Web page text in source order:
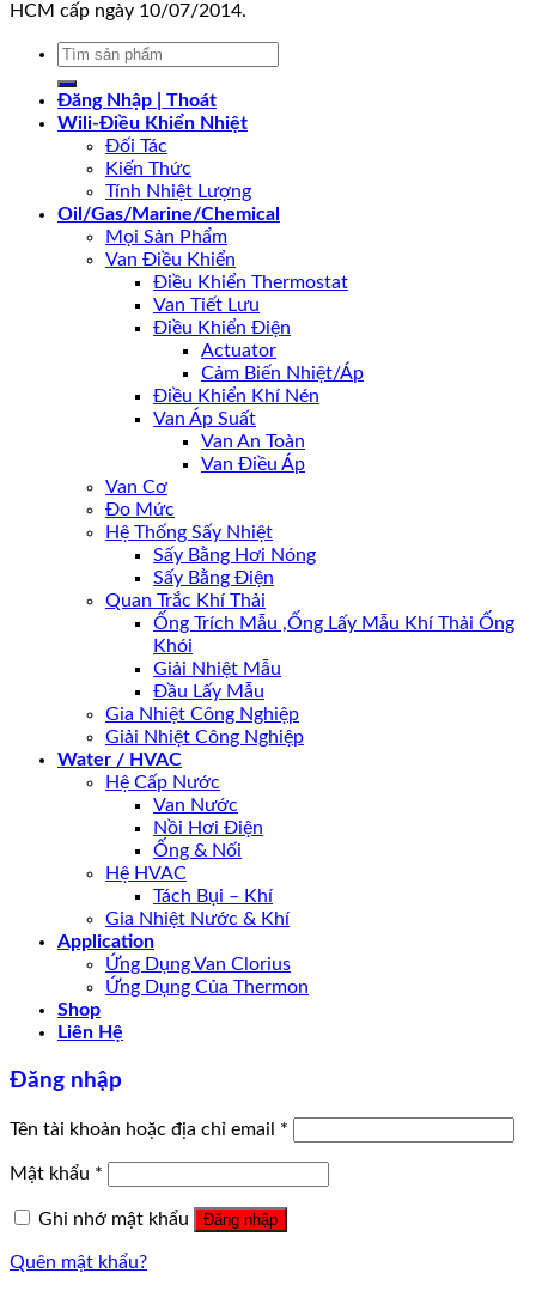
HCM cấp ngày 10/07/2014.
Tìm
Đăng Nhập | Thoát
Wili-Điều Khiển Nhiệt
Đối Tác
Kiến Thức
Tính Nhiệt Lượng
Oil/Gas/Marine/Chemical
Mọi Sản Phẩm
Van Điều Khiển
Điều Khiển Thermostat
Van Tiết Lưu
Điều Khiển Điện
Actuator
Cảm Biến Nhiệt/Áp
Điều Khiển Khí Nén
Van Áp Suất
Van An Toàn
Van Điều Áp
Van Cơ
Đo Mức
Hệ Thống Sấy Nhiệt
Sấy Bằng Hơi Nóng
Sấy Bằng Điện
Quan Trắc Khí Thải
Ống Trích Mẫu ,Ống Lấy Mẫu Khí Thải Ống
Khói
Giải Nhiệt Mẫu
Đầu Lấy Mẫu
Gia Nhiệt Công Nghiệp
Giải Nhiệt Công Nghiệp
Water / HVAC
Hệ Cấp Nước
Van Nước
Nồi Hơi Điện
Ống & Nối
Hệ HVAC
Tách Bụi – Khí
Gia Nhiệt Nước & Khí
Application
Ứng Dụng Van Clorius
Ứng Dụng Của Thermon
Shop
Liên Hệ
Đăng nhập
Tên tài khoản hoặc địa chỉ email *
Mật khẩu *
Ghi nhớ mật khẩu Đăng nhập
Quên mật khẩu?